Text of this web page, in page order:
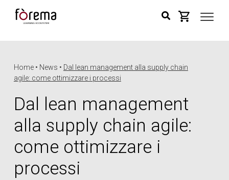
Home • News • Dal lean management alla supply chain
agile: come ottimizzare i processi
Dal lean management
alla supply chain agile:
come ottimizzare i
processi